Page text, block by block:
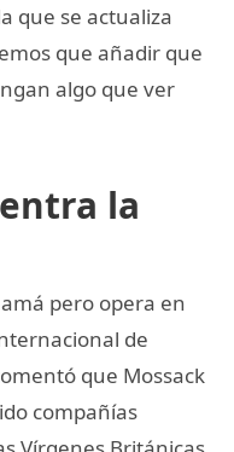
que se actualiza
que añadir que
algo que ver
la
pero opera en
de
que Mossack
compañías